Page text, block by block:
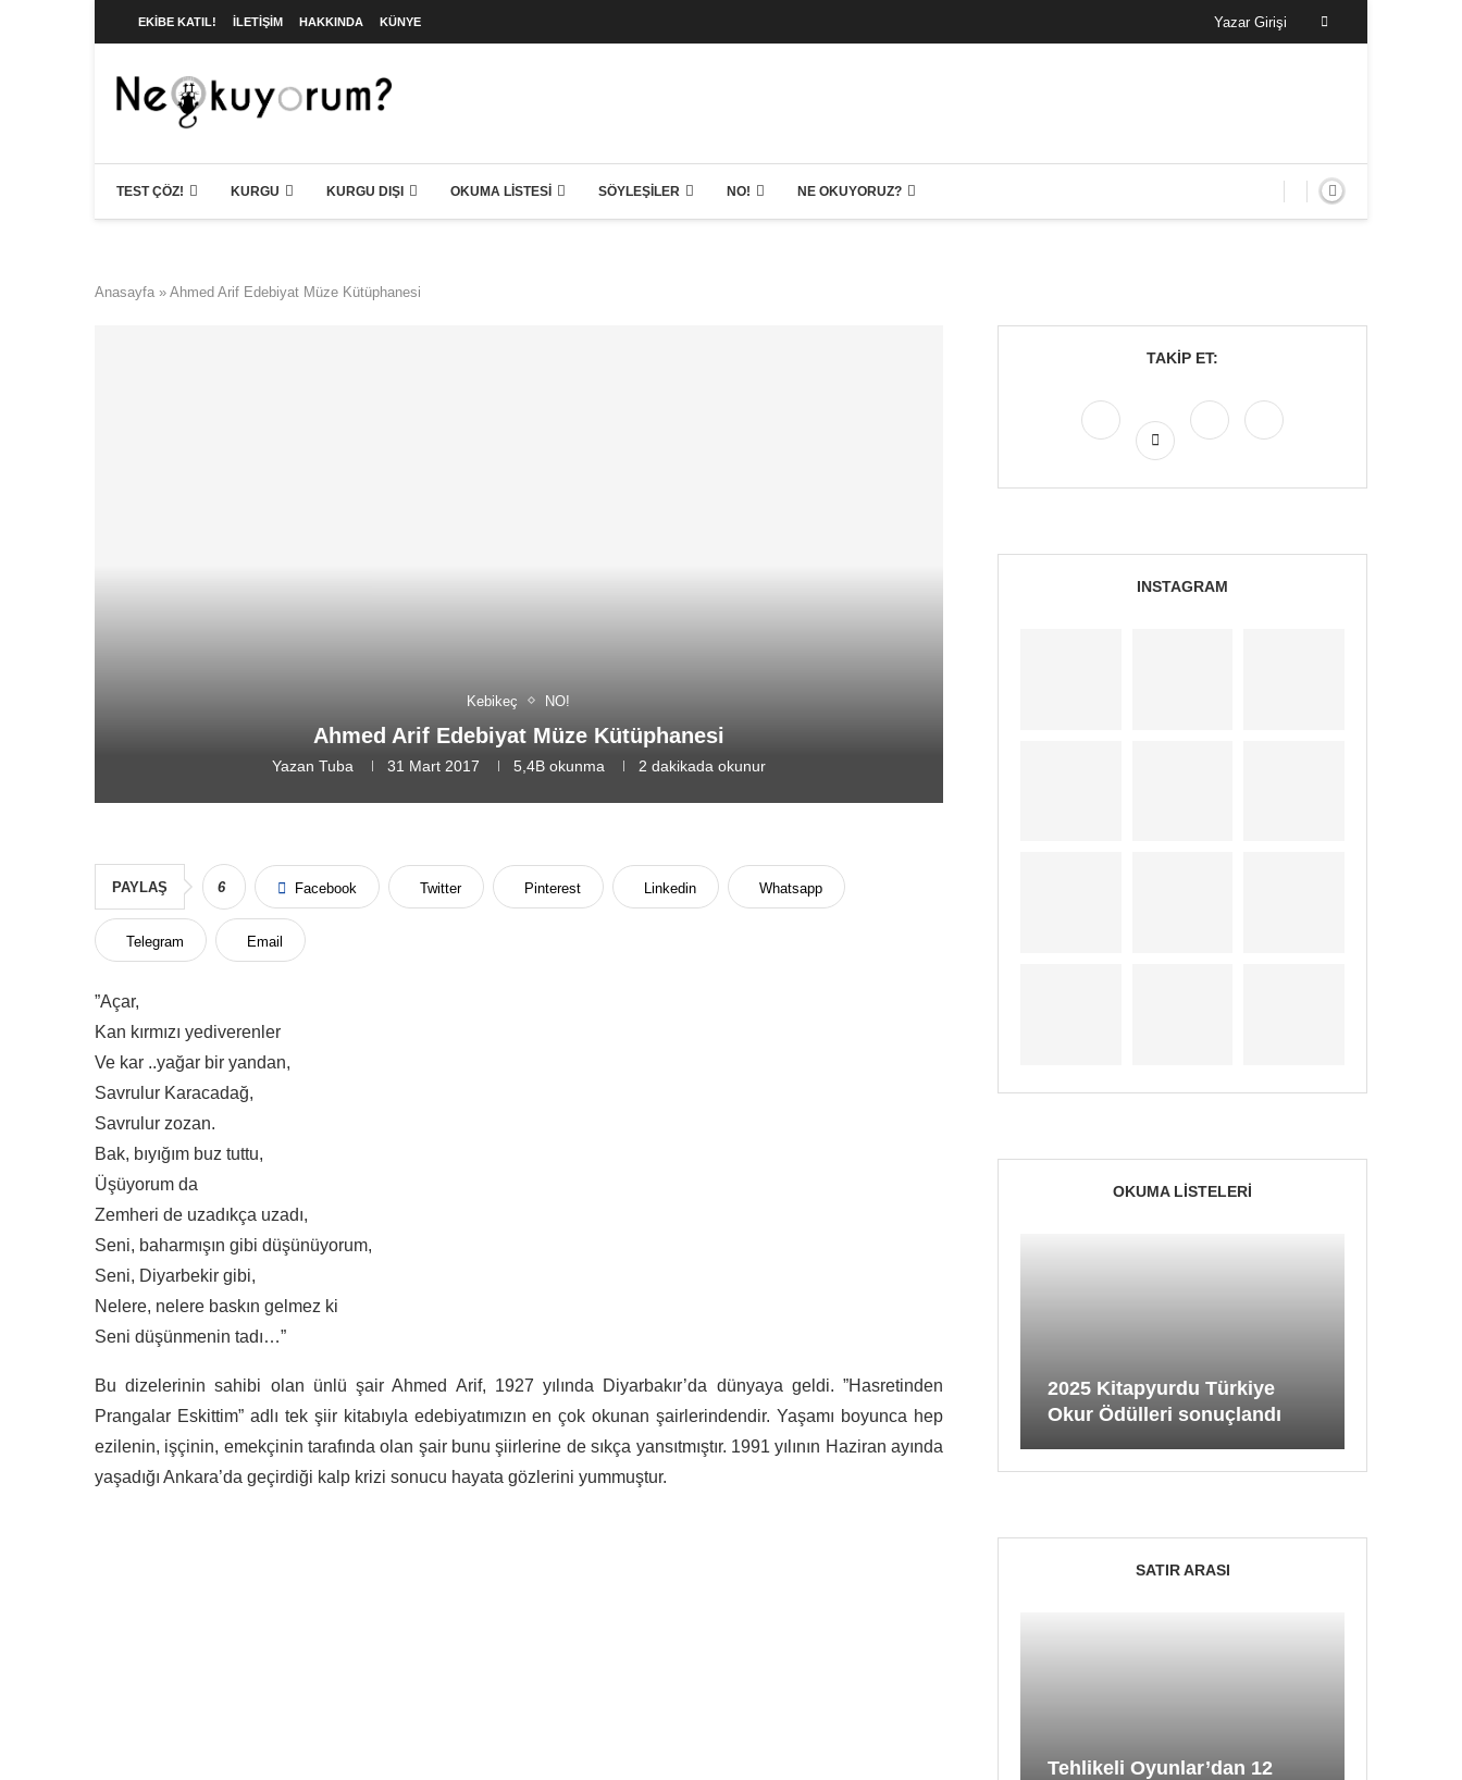
EKIBE KATIL! İLETIŞIM HAKKINDA KÜNYE Yazar Girişi
TEST ÇÖZ! KURGU KURGU DIŞI OKUMA LISTESI SÖYLEŞILER NO! NE OKUYORUZ?
Anasayfa » Ahmed Arif Edebiyat Müze Kütüphanesi
Kebikeç NO!
Ahmed Arif Edebiyat Müze Kütüphanesi
Yazan Tuba 31 Mart 2017 5,4Bokunma 2 dakikada okunur
PAYLAŞ 6 Facebook Twitter Pinterest Linkedin Whatsapp
Telegram Email
”Açar,
Kan kırmızı yediverenler
Ve kar ..yağar bir yandan,
Savrulur Karacadağ,
Savrulur zozan.
Bak, bıyığım buz tuttu,
Üşüyorum da
Zemheri de uzadıkça uzadı,
Seni, baharmışın gibi düşünüyorum,
Seni, Diyarbekir gibi,
Nelere, nelere baskın gelmez ki
Seni düşünmenin tadı…”
Bu dizelerinin sahibi olan ünlü şair Ahmed Arif, 1927 yılında Diyarbakır’da dünyaya geldi. ”Hasretinden
Prangalar Eskittim” adlı tek şiir kitabıyla edebiyatımızın en çok okunan şairlerindendir. Yaşamı boyunca hep
ezilenin, işçinin, emekçinin tarafında olan şair bunu şiirlerine de sıkça yansıtmıştır. 1991 yılının Haziran ayında
yaşadığı Ankara’da geçirdiği kalp krizi sonucu hayata gözlerini yummuştur.
TAKIP ET:
INSTAGRAM
OKUMA LISTELERI
2025 Kitapyurdu Türkiye
Okur Ödülleri sonuçlandı
SATIR ARASI
Tehlikeli Oyunlar’dan 12